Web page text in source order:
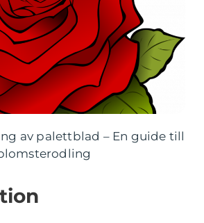
av palettblad – En guide till